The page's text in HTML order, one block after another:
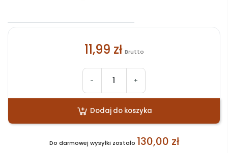
11,99 zł Brutto
- +
Dodaj do koszyka
Do darmowej wysyłki zostało 130,00 zł